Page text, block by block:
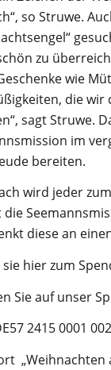
so Struwe.
zu
wie
die
sagt Struwe.
im
bereiten.
wird jeder
diese an
sie hier zum
Sie auf unser
2415 0001
„Weihnachten